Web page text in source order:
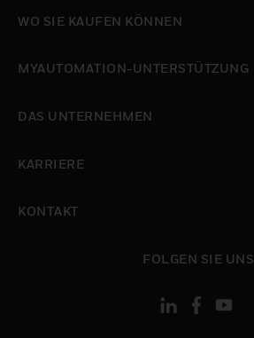
WO SIE KAUFEN KÖNNEN
MYAUTOMATION-UNTERSTÜTZUNG
DAS UNTERNEHMEN
KARRIERE
KONTAKT
FOLGEN SIE UNS